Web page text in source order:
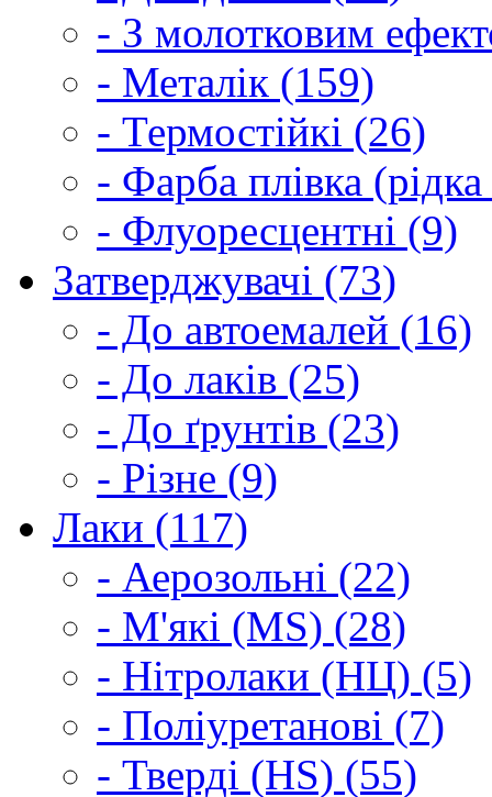
- З молотковим
- Металік (159)
- Термостійкі (26)
- Фарба плівка
- Флуоресцентні (9)
Затверджувачі (73)
- До автоемалей (16)
- До лаків (25)
- До ґрунтів (23)
- Різне (9)
Лаки (117)
- Аерозольні (22)
- М'які (MS) (28)
- Нітролаки (НЦ) (5)
- Поліуретанові (7)
- Тверді (HS) (55)